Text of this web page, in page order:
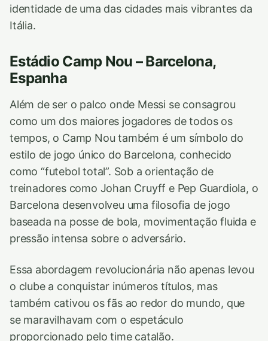
identidade de uma das cidades mais vibrantes da
Itália.
Estádio Camp Nou – Barcelona,
Espanha
Além de ser o palco onde Messi se consagrou
como um dos maiores jogadores de todos os
tempos, o Camp Nou também é um símbolo do
estilo de jogo único do Barcelona, conhecido
como “futebol total”. Sob a orientação de
treinadores como Johan Cruyff e Pep Guardiola, o
Barcelona desenvolveu uma filosofia de jogo
baseada na posse de bola, movimentação fluida e
pressão intensa sobre o adversário.
Essa abordagem revolucionária não apenas levou
o clube a conquistar inúmeros títulos, mas
também cativou os fãs ao redor do mundo, que
se maravilhavam com o espetáculo
proporcionado pelo time catalão.